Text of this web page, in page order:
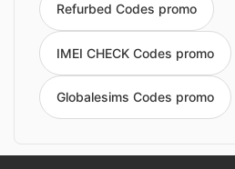
Refurbed Codes promo
IMEI CHECK Codes promo
Globalesims Codes promo